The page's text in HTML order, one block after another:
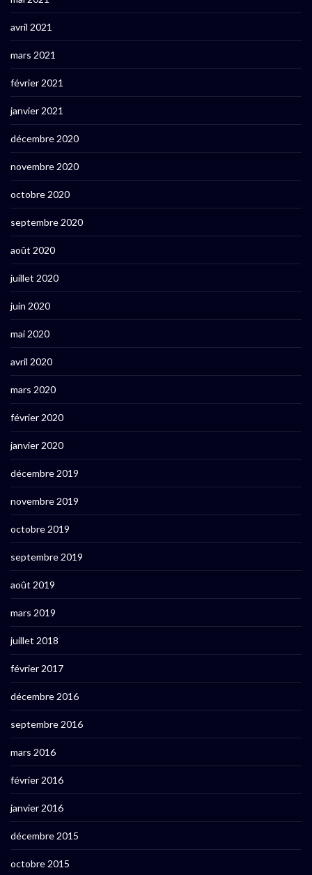
avril 2021
mars 2021
février 2021
janvier 2021
décembre 2020
novembre 2020
octobre 2020
septembre 2020
août 2020
juillet 2020
juin 2020
mai 2020
avril 2020
mars 2020
février 2020
janvier 2020
décembre 2019
novembre 2019
octobre 2019
septembre 2019
août 2019
mars 2019
juillet 2018
février 2017
décembre 2016
septembre 2016
mars 2016
février 2016
janvier 2016
décembre 2015
octobre 2015